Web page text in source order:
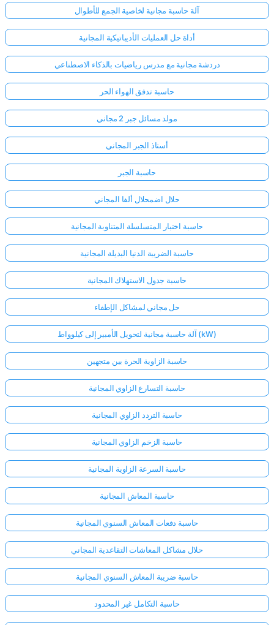
آلة حاسبة مجانية لخاصية الجمع للأطوال
أداة حل العمليات الأديباتيكية المجانية
دردشة مجانية مع مدرس رياضيات بالذكاء الاصطناعي
حاسبة تدفق الهواء الحر
مولد مسائل جبر 2 مجاني
أستاذ الجبر المجاني
حاسبة الجبر
حلال اضمحلال ألفا المجاني
حاسبة اختبار المتسلسلة المتناوبة المجانية
حاسبة الضريبة الدنيا البديلة المجانية
حاسبة جدول الاستهلاك المجانية
حل مجاني لمشاكل الإطفاء
آلة حاسبة مجانية لتحويل الأمبير إلى كيلوواط (kW)
حاسبة الزاوية الحرة بين متجهين
حاسبة التسارع الزاوي المجانية
حاسبة التردد الزاوي المجانية
حاسبة الزخم الزاوي المجانية
حاسبة السرعة الزاوية المجانية
حاسبة المعاش المجانية
حاسبة دفعات المعاش السنوي المجانية
حلال مشاكل المعاشات التقاعدية المجاني
حاسبة ضريبة المعاش السنوي المجانية
حاسبة التكامل غير المحدود